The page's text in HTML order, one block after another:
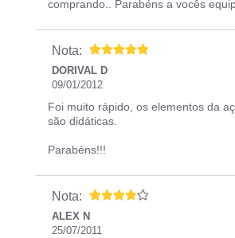
comprando.. Parabéns a vocês
Nota:
DORIVAL D
09/01/2012
Foi muito rápido, os elementos da
são didáticas.
Parabéns!!!
Nota:
ALEX N
25/07/2011